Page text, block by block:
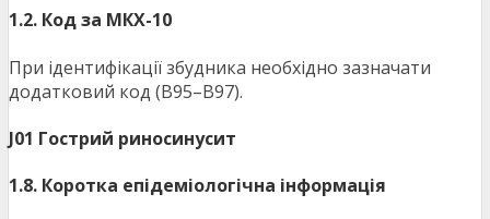
1.2. Код за МКХ-10
При ідентифікації збудника необхідно зазначати
додатковий код (В95–В97).
J01 Гострий риносинусит
1.8. Коротка епідеміологічна інформація